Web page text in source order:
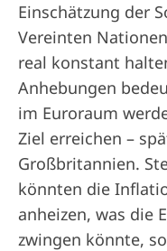
Einschätzung der
Vereinten
real konstant
Anhebungen
im Euroraum
Ziel erreichen –
Großbritannien.
könnten die
anheizen, was die
zwingen könnte,